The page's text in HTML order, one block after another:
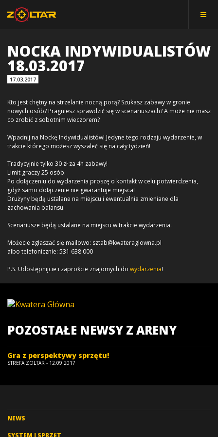
NOCKA INDYWIDUALISTÓW
18.03.2017
17.03.2017
Kto jest chętny na strzelanie nocną porą? Szukasz zabawy w gronie
nowych osób? Pragniesz sprawdzić się w scenariuszach? A może nie masz
co zrobić z sobotnim wieczorem?
Wpadnij na Nockę Indywidualistów! Jedyne tego rodzaju wydarzenie, w
trakcie którego możesz wyszaleć się na cały tydzień!
Tradycyjnie tylko 30 zł za 4h zabawy!
Limit graczy 25 osób.
Po dołączeniu do wydarzenia proszę o kontakt w celu potwierdzenia,
gdyż samo dołączenie nie gwarantuje miejsca!
Drużyny będą ustalane na miejscu i ewentualnie zmieniane dla
zachowania balansu.
Scenariusze będą ustalane na miejscu w trakcie wydarzenia.
Możecie zgłaszać się mailowo: sztab@kwateraglowna.pl
albo telefonicznie: 531 638 000
P.S. Udostępnijcie i zaproście znajomych do wydarzenia!
POZOSTAŁE NEWSY Z ARENY
Gra z perspektywy sprzętu!
STREFA ZOLTAR - 12.09.2017
NEWS
SYSTEM I SPRZĘT